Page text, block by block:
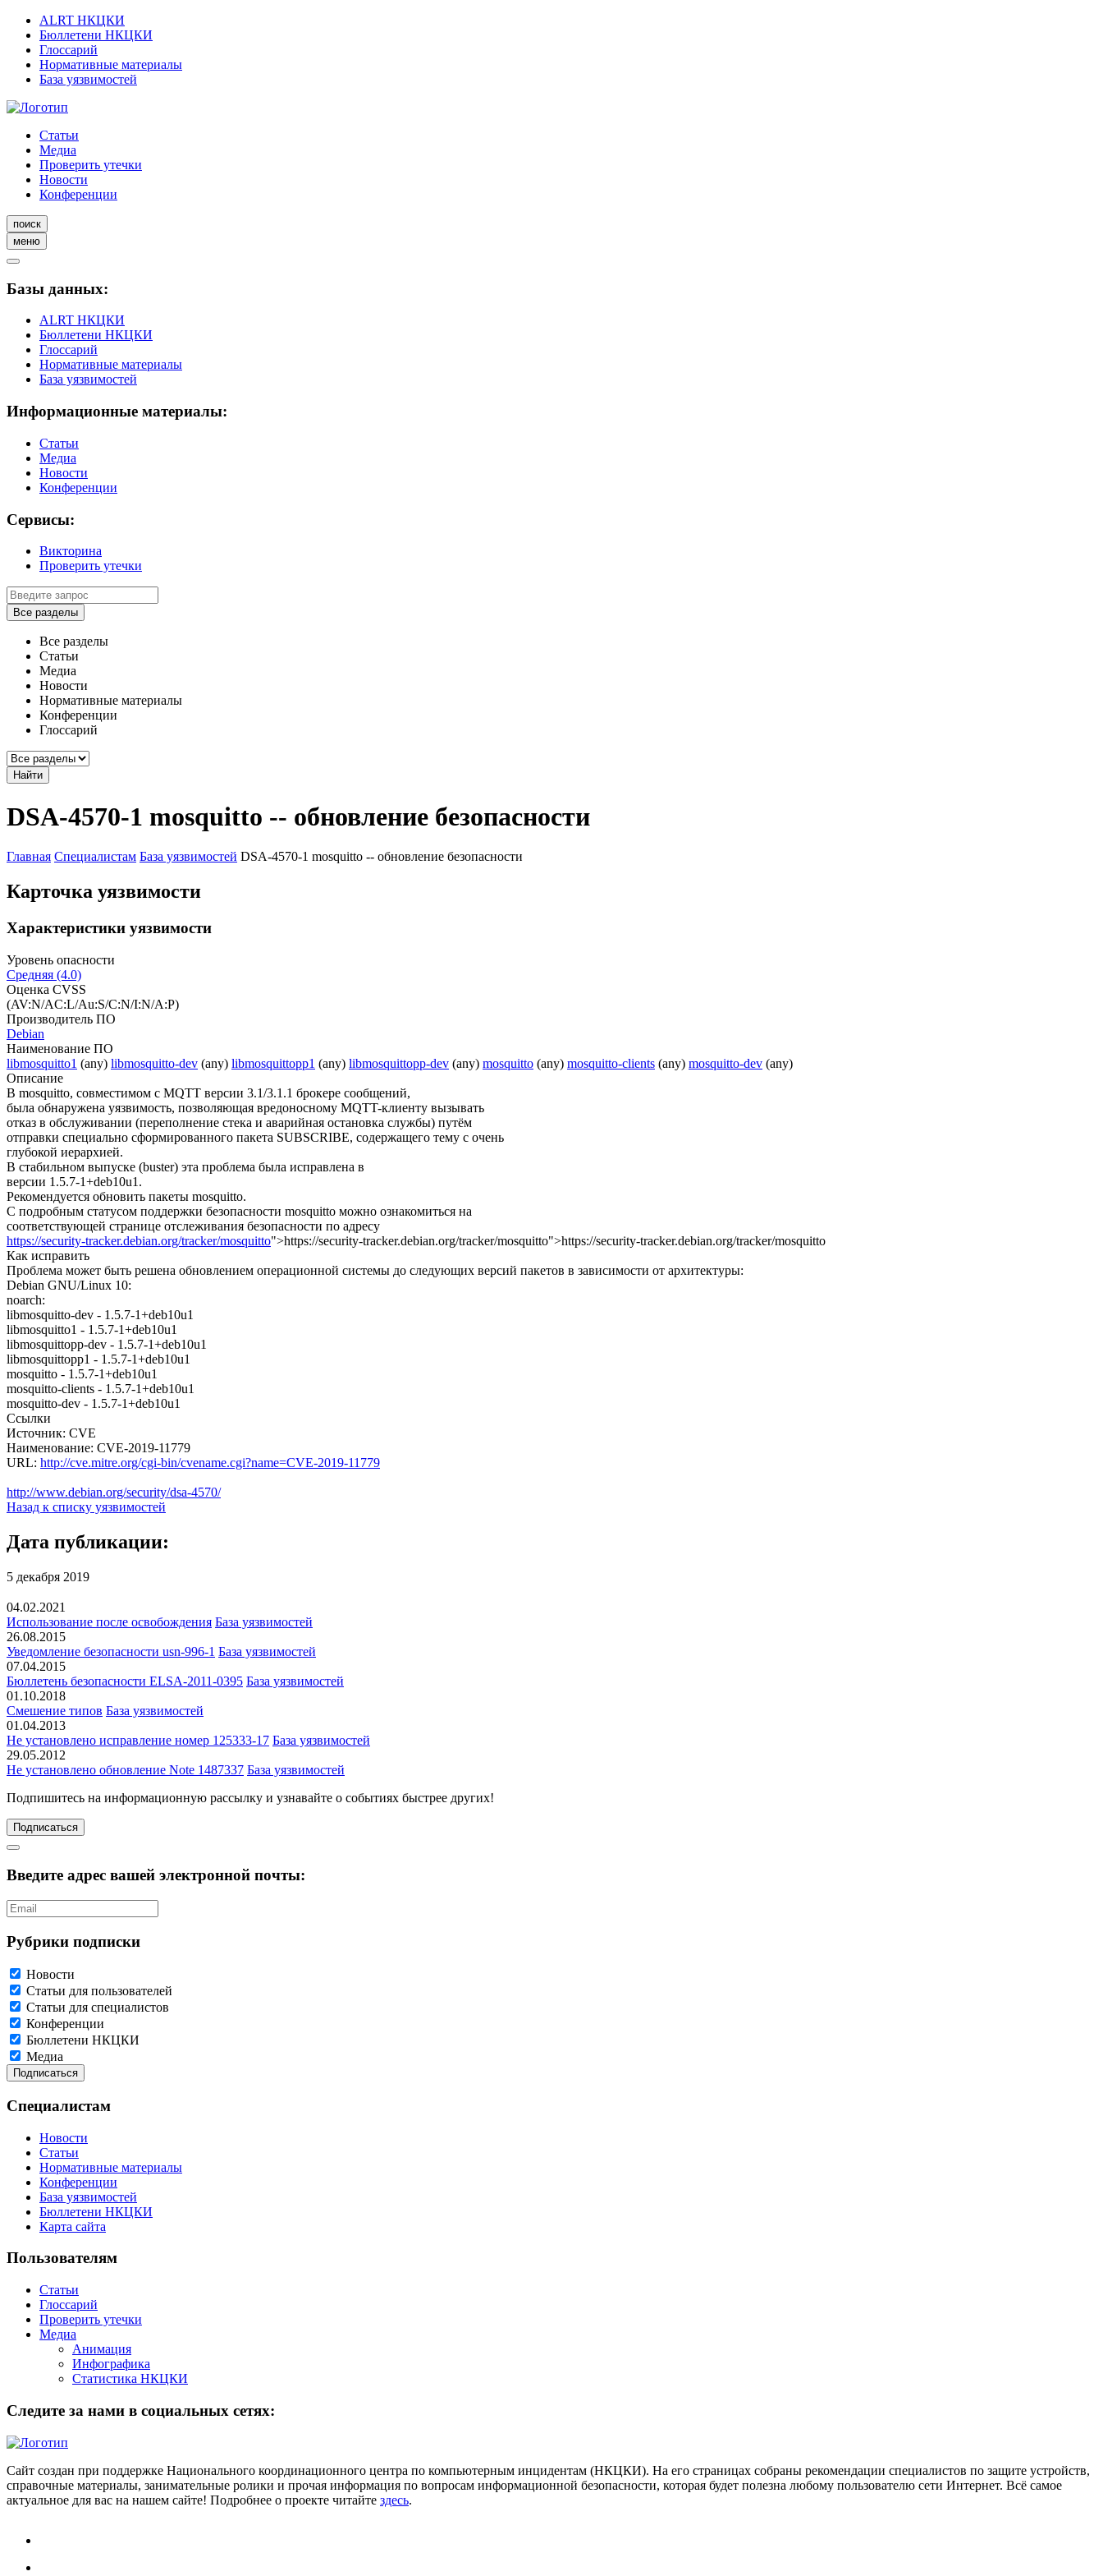
ALRT НКЦКИ
Бюллетени НКЦКИ
Глоссарий
Нормативные материалы
База уязвимостей
Статьи
Медиа
Проверить утечки
Новости
Конференции
поиск
меню
Базы данных:
ALRT НКЦКИ
Бюллетени НКЦКИ
Глоссарий
Нормативные материалы
База уязвимостей
Информационные материалы:
Статьи
Медиа
Новости
Конференции
Сервисы:
Викторина
Проверить утечки
Все разделы
Все разделы
Статьи
Медиа
Новости
Нормативные материалы
Конференции
Глоссарий
Найти
DSA-4570-1 mosquitto -- обновление безопасности
Главная Специалистам База уязвимостей DSA-4570-1 mosquitto -- обновление безопасности
Карточка уязвимости
Характеристики уязвимости
Уровень опасности
Средняя (4.0)
Оценка CVSS
(AV:N/AC:L/Au:S/C:N/I:N/A:P)
Производитель ПО
Debian
Наименование ПО
libmosquitto1 (any) libmosquitto-dev (any) libmosquittopp1 (any) libmosquittopp-dev (any) mosquitto (any) mosquitto-clients (any) mosquitto-dev (any)
Описание
В mosquitto, совместимом с MQTT версии 3.1/3.1.1 брокере сообщений,
была обнаружена уязвимость, позволяющая вредоносному MQTT-клиенту вызывать
отказ в обслуживании (переполнение стека и аварийная остановка службы) путём
отправки специально сформированного пакета SUBSCRIBE, содержащего тему с очень
глубокой иерархией.
В стабильном выпуске (buster) эта проблема была исправлена в
версии 1.5.7-1+deb10u1.
Рекомендуется обновить пакеты mosquitto.
С подробным статусом поддержки безопасности mosquitto можно ознакомиться на
соответствующей странице отслеживания безопасности по адресу
https://security-tracker.debian.org/tracker/mosquitto">https://security-tracker.debian.org/tracker/mosquitto">https://security-tracker.debian.org/tracker/mosquitto
Как исправить
Проблема может быть решена обновлением операционной системы до следующих версий пакетов в зависимости от архитектуры:
Debian GNU/Linux 10:
noarch:
libmosquitto-dev - 1.5.7-1+deb10u1
libmosquitto1 - 1.5.7-1+deb10u1
libmosquittopp-dev - 1.5.7-1+deb10u1
libmosquittopp1 - 1.5.7-1+deb10u1
mosquitto - 1.5.7-1+deb10u1
mosquitto-clients - 1.5.7-1+deb10u1
mosquitto-dev - 1.5.7-1+deb10u1
Ссылки
Источник: CVE
Наименование: CVE-2019-11779
URL: http://cve.mitre.org/cgi-bin/cvename.cgi?name=CVE-2019-11779
http://www.debian.org/security/dsa-4570/
Назад к списку уязвимостей
Дата публикации:
5 декабря 2019
04.02.2021
Использование после освобождения База уязвимостей
26.08.2015
Уведомление безопасности usn-996-1 База уязвимостей
07.04.2015
Бюллетень безопасности ELSA-2011-0395 База уязвимостей
01.10.2018
Смешение типов База уязвимостей
01.04.2013
Не установлено исправление номер 125333-17 База уязвимостей
29.05.2012
Не установлено обновление Note 1487337 База уязвимостей
Подпишитесь на информационную рассылку и узнавайте о событиях быстрее других!
Подписаться
Введите адрес вашей электронной почты:
Рубрики подписки
Новости
Статьи для пользователей
Статьи для специалистов
Конференции
Бюллетени НКЦКИ
Медиа
Специалистам
Новости
Статьи
Нормативные материалы
Конференции
База уязвимостей
Бюллетени НКЦКИ
Карта сайта
Пользователям
Статьи
Глоссарий
Проверить утечки
Медиа
Анимация
Инфографика
Статистика НКЦКИ
Следите за нами в социальных сетях:
Сайт создан при поддержке Национального координационного центра по компьютерным инцидентам (НКЦКИ). На его страницах собраны рекомендации специалистов по защите устройств,
справочные материалы, занимательные ролики и прочая информация по вопросам информационной безопасности, которая будет полезна любому пользователю сети Интернет. Всё самое
актуальное для вас на нашем сайте! Подробнее о проекте читайте здесь.